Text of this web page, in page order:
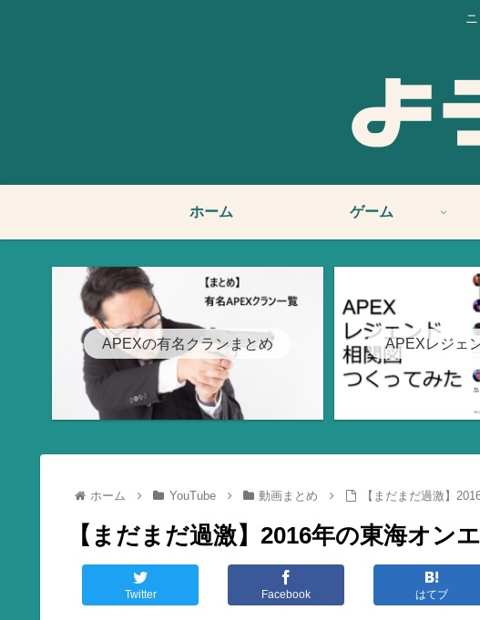
ホーム ゲーム
APEXの有名クランまとめ APEXレジェ
ホーム YouTube 動画まとめ 【まだまだ過激】
【まだまだ過激】2016年の東海オン
Twitter Facebook はてブ